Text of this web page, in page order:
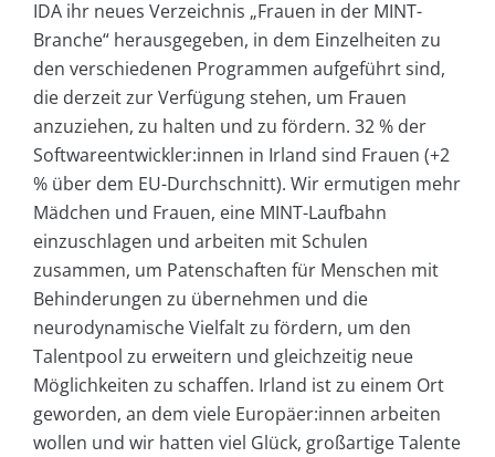
IDA ihr neues Verzeichnis „Frauen in der MINT-
Branche“ herausgegeben, in dem Einzelheiten zu
den verschiedenen Programmen aufgeführt sind,
die derzeit zur Verfügung stehen, um Frauen
anzuziehen, zu halten und zu fördern. 32 % der
Softwareentwickler:innen in Irland sind Frauen (+2
% über dem EU-Durchschnitt). Wir ermutigen mehr
Mädchen und Frauen, eine MINT-Laufbahn
einzuschlagen und arbeiten mit Schulen
zusammen, um Patenschaften für Menschen mit
Behinderungen zu übernehmen und die
neurodynamische Vielfalt zu fördern, um den
Talentpool zu erweitern und gleichzeitig neue
Möglichkeiten zu schaffen. Irland ist zu einem Ort
geworden, an dem viele Europäer:innen arbeiten
wollen und wir hatten viel Glück, großartige Talente